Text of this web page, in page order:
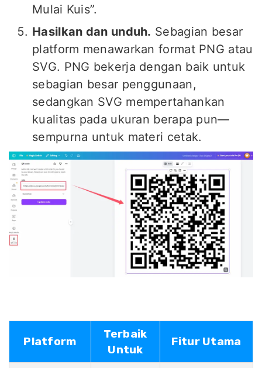
Mulai Kuis”.
Hasilkan dan unduh. Sebagian besar
platform menawarkan format PNG atau
SVG. PNG bekerja dengan baik untuk
sebagian besar penggunaan,
sedangkan SVG mempertahankan
kualitas pada ukuran berapa pun—
sempurna untuk materi cetak.
Platform
Terbaik
Untuk
Fitur Utama